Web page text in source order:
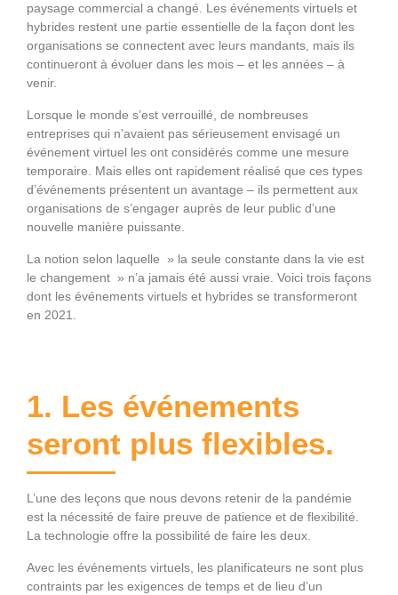
paysage commercial a changé. Les événements virtuels et
hybrides restent une partie essentielle de la façon dont les
organisations se connectent avec leurs mandants, mais ils
continueront à évoluer dans les mois – et les années – à
venir.
Lorsque le monde s’est verrouillé, de nombreuses
entreprises qui n’avaient pas sérieusement envisagé un
événement virtuel les ont considérés comme une mesure
temporaire. Mais elles ont rapidement réalisé que ces types
d’événements présentent un avantage – ils permettent aux
organisations de s’engager auprès de leur public d’une
nouvelle manière puissante.
La notion selon laquelle » la seule constante dans la vie est
le changement » n’a jamais été aussi vraie. Voici trois façons
dont les événements virtuels et hybrides se transformeront
en 2021.
1. Les événements
seront plus flexibles.
L’une des leçons que nous devons retenir de la pandémie
est la nécessité de faire preuve de patience et de flexibilité.
La technologie offre la possibilité de faire les deux.
Avec les événements virtuels, les planificateurs ne sont plus
contraints par les exigences de temps et de lieu d’un